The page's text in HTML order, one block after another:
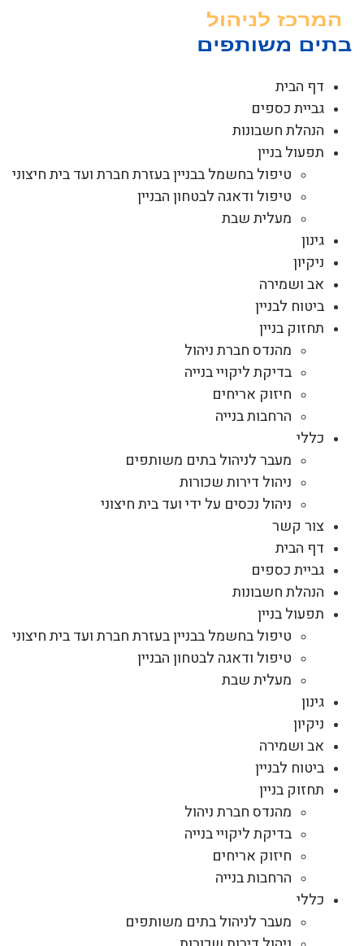
דף הבית
גביית כספים
הנהלת חשבונות
תפעול בניין
טיפול בחשמל בבניין בעזרת חברת ועד בית חיצוני
טיפול ודאגה לבטחון הבניין
מעלית שבת
גינון
ניקיון
אב ושמירה
ביטוח לבניין
תחזוק בניין
מהנדס חברת ניהול
בדיקת ליקויי בנייה
חיזוק אריחים
הרחבות בנייה
כללי
מעבר לניהול בתים משותפים
ניהול דירות שכורות
ניהול נכסים על ידי ועד בית חיצוני
צור קשר
דף הבית
גביית כספים
הנהלת חשבונות
תפעול בניין
טיפול בחשמל בבניין בעזרת חברת ועד בית חיצוני
טיפול ודאגה לבטחון הבניין
מעלית שבת
גינון
ניקיון
אב ושמירה
ביטוח לבניין
תחזוק בניין
מהנדס חברת ניהול
בדיקת ליקויי בנייה
חיזוק אריחים
הרחבות בנייה
כללי
מעבר לניהול בתים משותפים